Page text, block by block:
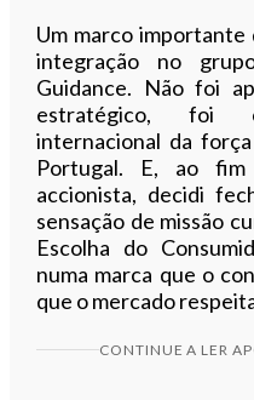
Um marco
integração no
Guidance. Não foi
estratégico, foi
internacional da
Portugal. E, ao
accionista, decidi
sensação de missão
Escolha do
numa marca que o
que o mercado
CONTINUE A LER